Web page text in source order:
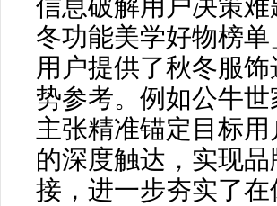
信息破解用户决策
冬功能美学好物榜
用户提供了秋冬服
势参考。例如公牛
主张精准锚定目标
的深度触达，实现
接，进一步夯实了